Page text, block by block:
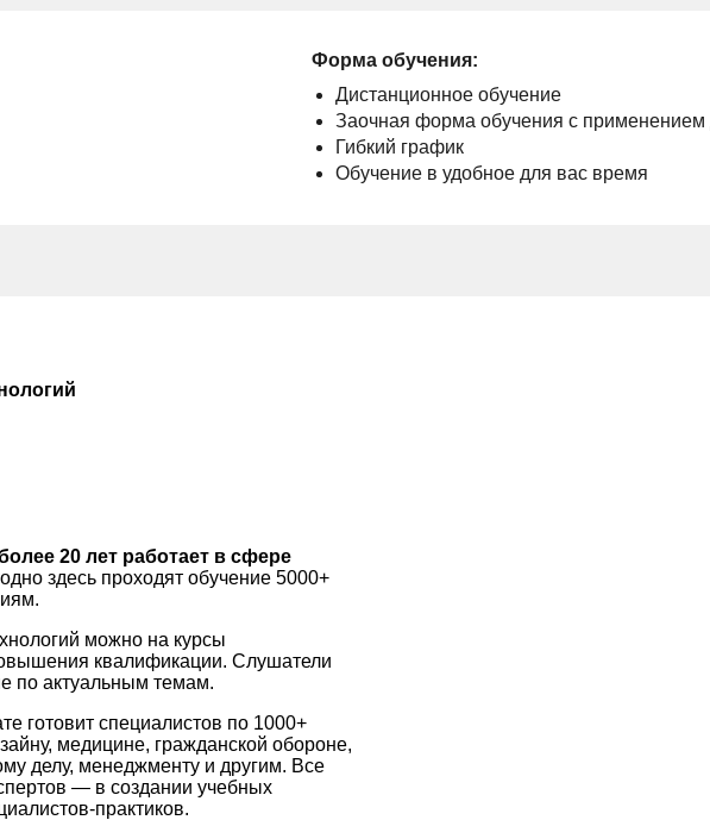
Форма обучения:
Дистанционное обучение
Заочная форма обучения с применением
Гибкий график
Обучение в удобное для вас время
20 лет работает в сфере
здесь проходят обучение 5000+
можно на курсы
квалификации. Слушатели
по актуальным темам.
готовит специалистов по 1000+
медицине, гражданской обороне,
делу, менеджменту и другим. Все
— в создании учебных
практиков.